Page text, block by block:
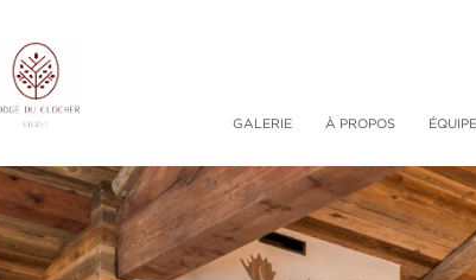
GALERIE À PROPOS